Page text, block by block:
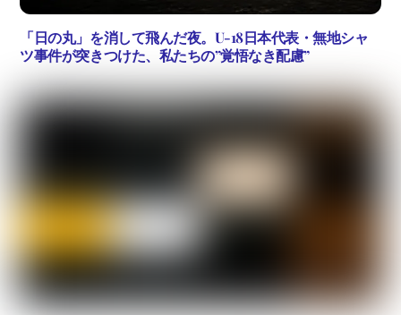
「日の丸」を消して飛んだ夜。U-18日本代表・無地シャ
ツ事件が突きつけた、私たちの”覚悟なき配慮”